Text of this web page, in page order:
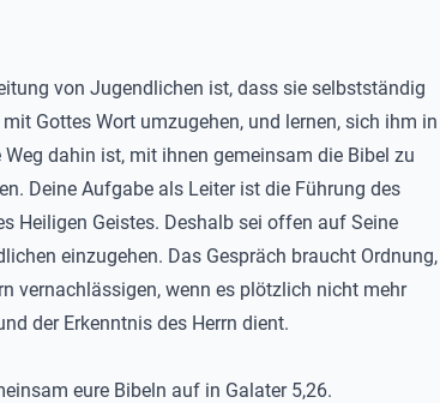
von Jugendlichen ist, dass sie selbstständig
Gottes Wort umzugehen, und lernen, sich ihm in
dahin ist, mit ihnen gemeinsam die Bibel zu
Deine Aufgabe als Leiter ist die Führung des
Heiligen Geistes. Deshalb sei offen auf Seine
einzugehen. Das Gespräch braucht Ordnung,
vernachlässigen, wenn es plötzlich nicht mehr
der Erkenntnis des Herrn dient.
eure Bibeln auf in Galater 5,26.